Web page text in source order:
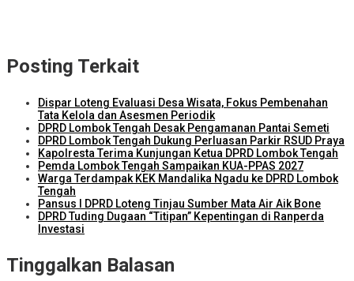
Posting Terkait
Dispar Loteng Evaluasi Desa Wisata, Fokus Pembenahan
Tata Kelola dan Asesmen Periodik
DPRD Lombok Tengah Desak Pengamanan Pantai Semeti
DPRD Lombok Tengah Dukung Perluasan Parkir RSUD Praya
Kapolresta Terima Kunjungan Ketua DPRD Lombok Tengah
Pemda Lombok Tengah Sampaikan KUA-PPAS 2027
Warga Terdampak KEK Mandalika Ngadu ke DPRD Lombok
Tengah
Pansus I DPRD Loteng Tinjau Sumber Mata Air Aik Bone
DPRD Tuding Dugaan “Titipan” Kepentingan di Ranperda
Investasi
Tinggalkan Balasan